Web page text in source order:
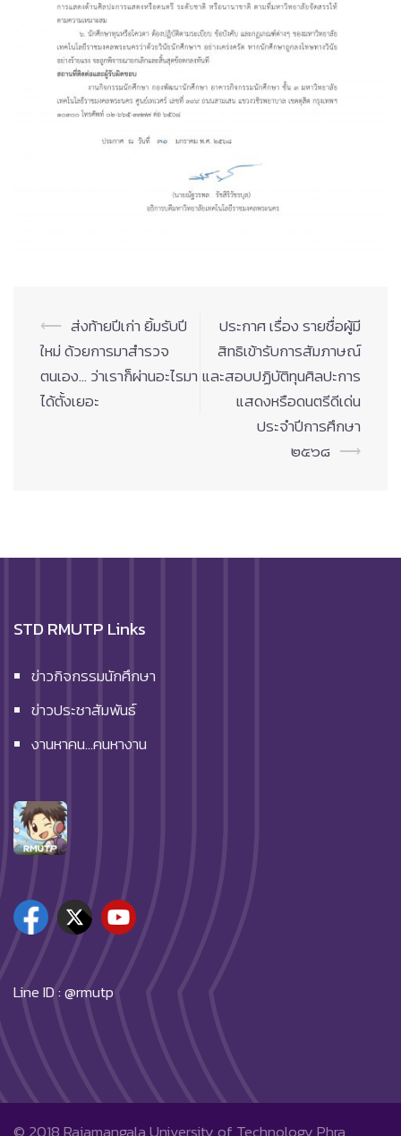
Post
navigation
⟵ ส่งท้ายปีเก่า ยิ้มรับปี
ใหม่ ด้วยการมาสำรวจ
ตนเอง… ว่าเราก็ผ่านอะไรมา
ได้ตั้งเยอะ
ประกาศ เรื่อง รายชื่อผู้มี
สิทธิเข้ารับการสัมภาษณ์
และสอบปฏิบัติทุนศิลปะการ
แสดงหรือดนตรีดีเด่น
ประจำปีการศึกษา
๒๕๖๘ ⟶
STD RMUTP Links
ข่าวกิจกรรมนักศึกษา
ข่าวประชาสัมพันธ์
งานหาคน…คนหางาน
Line ID : @rmutp
© 2018Rajamangala University of Technology Phra